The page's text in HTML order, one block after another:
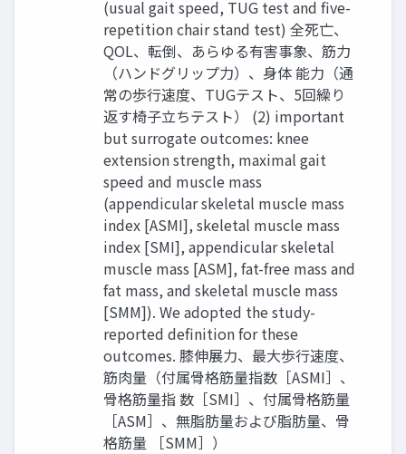
(usual gait speed, TUG test and five-
repetition chair stand test) 全死亡、
QOL、転倒、あらゆる有害事象、筋力
（ハンドグリップ力）、身体 能力（通
常の歩行速度、TUGテスト、5回繰り
返す椅子立ちテスト） (2) important
but surrogate outcomes: knee
extension strength, maximal gait
speed and muscle mass
(appendicular skeletal muscle mass
index [ASMI], skeletal muscle mass
index [SMI], appendicular skeletal
muscle mass [ASM], fat-free mass and
fat mass, and skeletal muscle mass
[SMM]). We adopted the study-
reported definition for these
outcomes. 膝伸展力、最大歩行速度、
筋肉量（付属骨格筋量指数［ASMI］、
骨格筋量指 数［SMI］、付属骨格筋量
［ASM］、無脂肪量および脂肪量、骨
格筋量 ［SMM］）